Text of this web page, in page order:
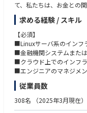
て、私たちは、お金との
ンドリーにするために、
えています。
【概要】
みんなの銀行が目指して
と「Re-Define（再定義）
商品・サービス、システ
目指します。
銀行というと堅い職場を
存の銀行から飛び出した
求める経験 / スキル
【必須】
■Linuxサーバ系のインフ
■金融機関システムまた
■クラウド上でのインフ
■エンジニアのマネジメ
■プロジェクトマネジメン
■複数のステークホルダー
従業員数
308名 （2025年3月現在）